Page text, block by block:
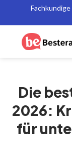
Die
2026:
für